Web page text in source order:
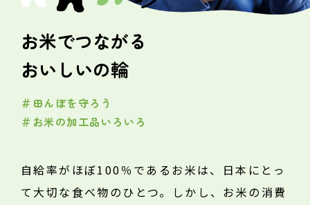
お米でつながる
おいしいの輪
＃田んぼを守ろう
＃お米の加工品いろいろ
自給率がほぼ100％であるお米は、日本にとっ
て大切な食べ物のひとつ。しかし、お米の消費
つながり
「作る」と「食べる」の
垣根をぴょんと超えて。
顔の⾒える産地交流
産直原料を使った商品作り